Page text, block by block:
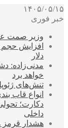
۱۴۰۵/۰۵/۱۵
خبر فوری
وزیر صمت
دلار
مدنی‌زاده:
خواهد برد
تنش‌های
انواع قاب
دکارت؛
داخلی